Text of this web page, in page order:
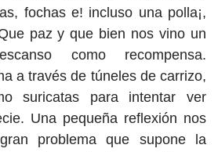
fochas e! incluso una polla¡,
paz y que bien nos vino un
como recompensa.
a través de túneles de carrizo,
suricatas para intentar ver
Una pequeña reflexión nos
problema que supone la